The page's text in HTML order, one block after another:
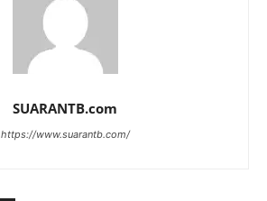
SUARANTB.com
https://www.suarantb.com/